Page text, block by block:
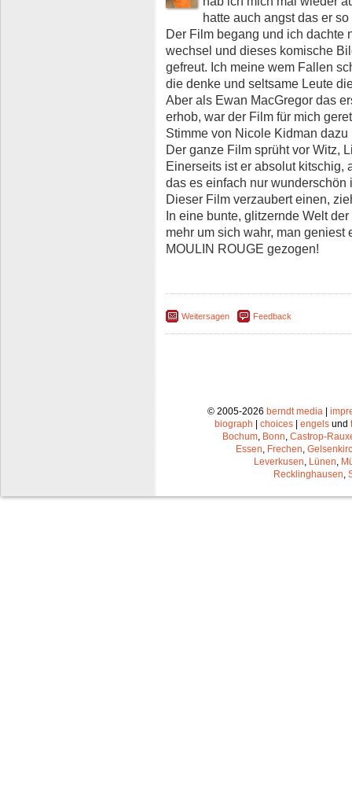
hatte auch angst das er
Der Film begang und ich dachte
wechsel und dieses komische
gefreut. Ich meine wem Fallen
die denke und seltsame Leute
Aber als Ewan MacGregor das
erhob, war der Film für mich
Stimme von Nicole Kidman
Der ganze Film sprüht vor Witz,
Einerseits ist er absolut kitschig,
das es einfach nur wunderschön
Dieser Film verzaubert einen,
In eine bunte, glitzernde Welt
mehr um sich wahr, man
MOULIN ROUGE gezogen!
Weitersagen Feedback
© 2005-2026 berndt media|
biograph
choices engels und
Bochum, Bonn, Castrop-
Essen, Frechen,
Leverkusen, Lünen,
Recklinghausen,